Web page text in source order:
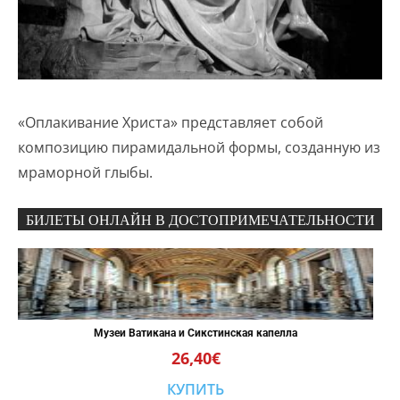
«Оплакивание Христа» представляет собой
композицию пирамидальной формы, созданную из
мраморной глыбы.
БИЛЕТЫ ОНЛАЙН В ДОСТОПРИМЕЧАТЕЛЬНОСТИ
Музеи Ватикана и Сикстинская капелла
26,40€
КУПИТЬ